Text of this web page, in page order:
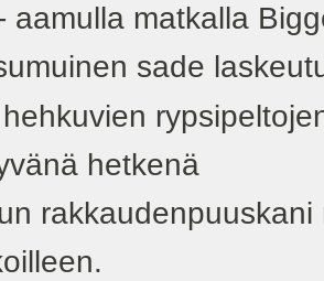
aamulla matkalla
sade
hetkenä